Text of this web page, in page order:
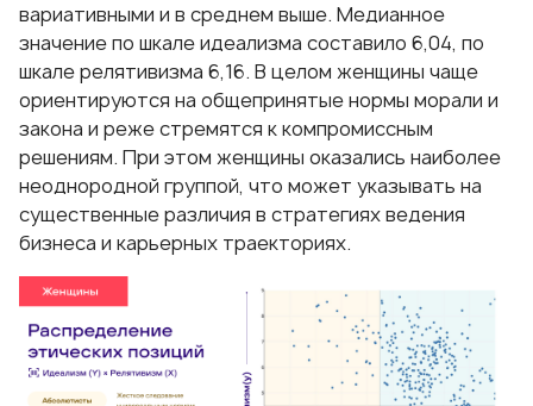
вариативными и в среднем выше. Медианное
значение по шкале идеализма составило 6,04, по
шкале релятивизма 6,16. В целом женщины чаще
ориентируются на общепринятые нормы морали и
закона и реже стремятся к компромиссным
решениям. При этом женщины оказались наиболее
неоднородной группой, что может указывать на
существенные различия в стратегиях ведения
бизнеса и карьерных траекториях.